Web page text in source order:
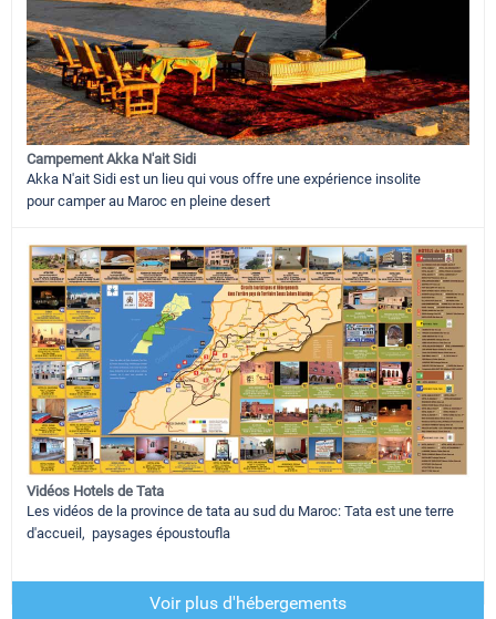
Campement Akka N'ait Sidi
Akka N'ait Sidi est un lieu qui vous offre une expérience insolite
pour camper au Maroc en pleine desert
Vidéos Hotels de Tata
Les vidéos de la province de tata au sud du Maroc: Tata est une terre
d'accueil, paysages époustoufla
Voir plus d'hébergements